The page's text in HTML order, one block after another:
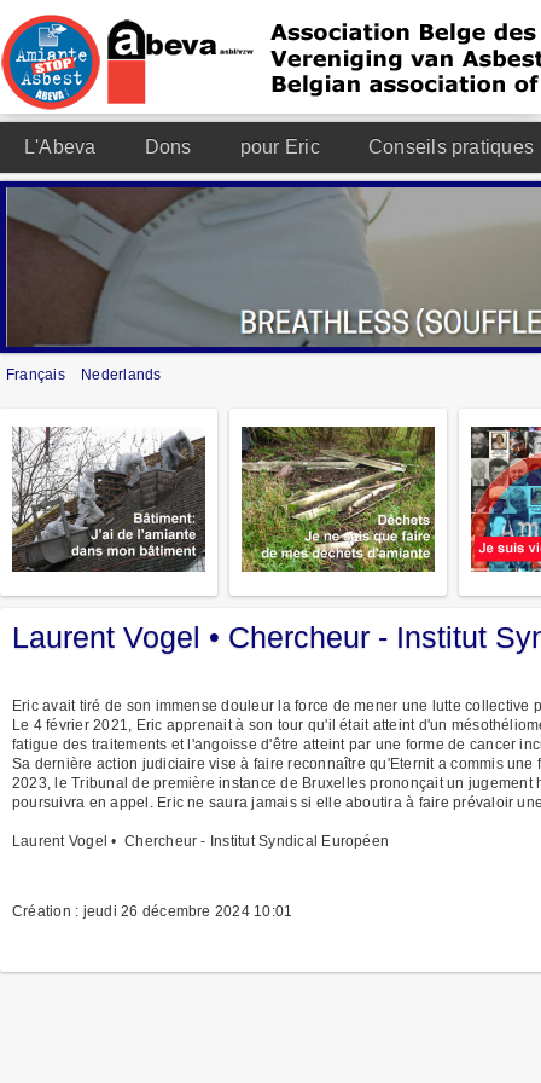
L'Abeva Dons pour Eric Conseils pratiques
Français Nederlands
Laurent Vogel • Chercheur - Institut
Eric avait tiré de son immense douleur la force de mener une lutte
Le 4 février 2021, Eric apprenait à son tour qu'il était atteint d'un
fatigue des traitements et l'angoisse d'être atteint par une forme de cancer
Sa dernière action judiciaire vise à faire reconnaître qu'Eternit a commis
2023, le Tribunal de première instance de Bruxelles prononçait un
poursuivra en appel. Eric ne saura jamais si elle aboutira à faire prévaloir
Laurent Vogel • Chercheur - Institut Syndical Européen
Création : jeudi 26 décembre 2024 10:01